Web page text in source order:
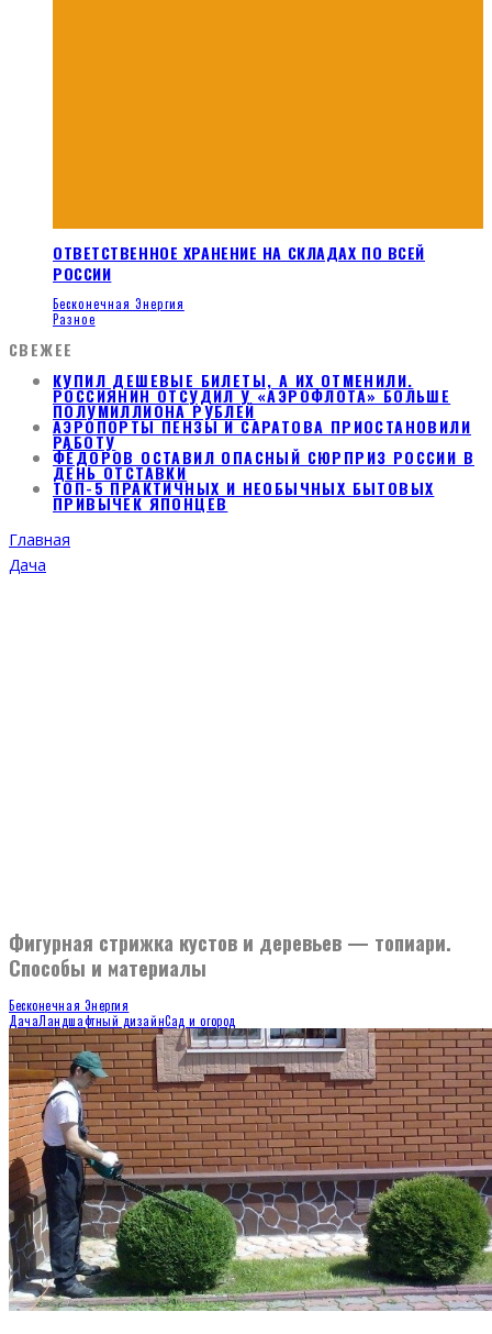
ОТВЕТСТВЕННОЕ ХРАНЕНИЕ НА СКЛАДАХ ПО ВСЕЙ
РОССИИ
Бесконечная Энергия
Разное
СВЕЖЕЕ
КУПИЛ ДЕШЕВЫЕ БИЛЕТЫ, А ИХ ОТМЕНИЛИ.
РОССИЯНИН ОТСУДИЛ У «АЭРОФЛОТА» БОЛЬШЕ
ПОЛУМИЛЛИОНА РУБЛЕЙ
АЭРОПОРТЫ ПЕНЗЫ И САРАТОВА ПРИОСТАНОВИЛИ
РАБОТУ
ФЁДОРОВ ОСТАВИЛ ОПАСНЫЙ СЮРПРИЗ РОССИИ В
ДЕНЬ ОТСТАВКИ
ТОП-5 ПРАКТИЧНЫХ И НЕОБЫЧНЫХ БЫТОВЫХ
ПРИВЫЧЕК ЯПОНЦЕВ
Главная
Дача
Фигурная стрижка кустов и деревьев — топиари.
Способы и материалы
Бесконечная Энергия
ДачаЛандшафтный дизайнСад и огород